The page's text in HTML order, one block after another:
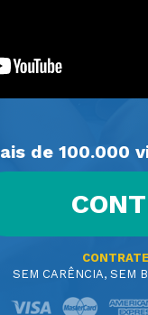
de 100.000
SEM CARÊNCIA, SEM